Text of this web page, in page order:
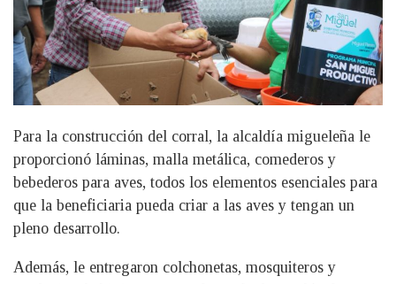
Para la construcción del corral, la alcaldía migueleña le
proporcionó láminas, malla metálica, comederos y
bebederos para aves, todos los elementos esenciales para
que la beneficiaria pueda criar a las aves y tengan un
pleno desarrollo.
Además, le entregaron colchonetas, mosquiteros y